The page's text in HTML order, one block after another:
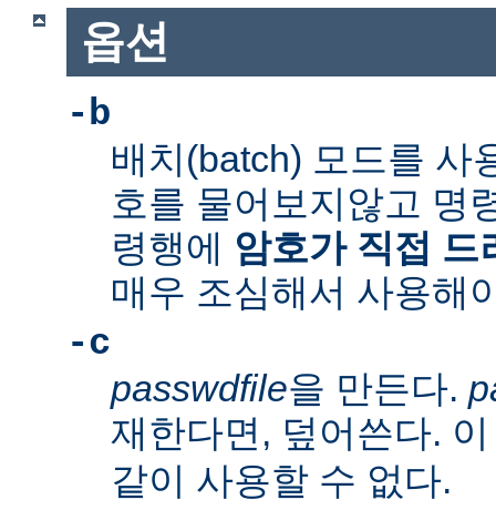
옵션
-b
배치(batch) 모드를 사
호를 물어보지않고 명
령행에 암호가 직접 드
매우 조심해서 사용해
-c
passwdfile을 만든다.
재한다면, 덮어쓴다.
같이 사용할 수 없다.